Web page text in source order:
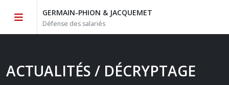
GERMAIN-PHION & JACQUEMET
Défense des salariés
ACTUALITÉS / DÉCRYPTAGE